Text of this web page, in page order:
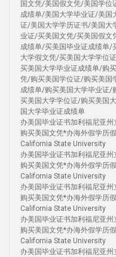
国文凭/美国假文凭/美国学
成绩单/美国大学毕业证/美国
证/美国大学学历证书/美国大
业证/买美国文凭/买美国假文
成绩单/买美国毕业证成绩单/
大学假文凭/买美国大学学位
买美国大学毕业证成绩单/购
凭/购买美国学位证/购买美国
成绩单/购买美国大学毕业证/
买美国大学学位证/购买美国
国大学毕业证成绩单
办美国毕业证书加利福尼亚
购买美国文凭*办海外假学历
California State University
办美国毕业证书加利福尼亚
购买美国文凭*办海外假学历
California State University
办美国毕业证书加利福尼亚
购买美国文凭*办海外假学历
California State University
办美国毕业证书加利福尼亚
购买美国文凭*办海外假学历
California State University
办美国毕业证书加利福尼亚